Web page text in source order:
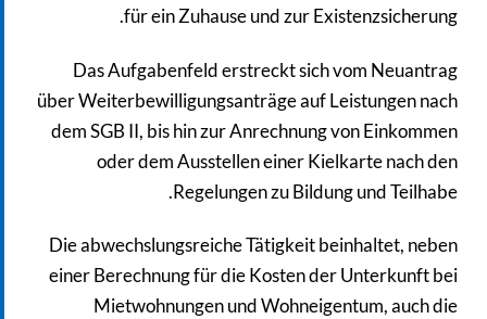
für ein Zuhause und zur Existenzsicherung.
Das Aufgabenfeld erstreckt sich vom Neuantrag
über Weiterbewilligungsanträge auf Leistungen nach
dem SGB II, bis hin zur Anrechnung von Einkommen
oder dem Ausstellen einer Kielkarte nach den
Regelungen zu Bildung und Teilhabe.
Die abwechslungsreiche Tätigkeit beinhaltet, neben
einer Berechnung für die Kosten der Unterkunft bei
Mietwohnungen und Wohneigentum, auch die